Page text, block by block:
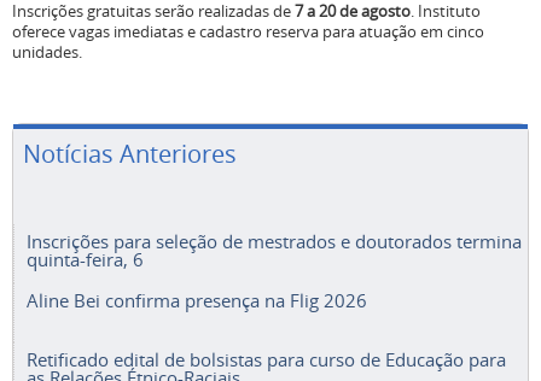
Inscrições gratuitas serão realizadas de7 a 20 de agosto. Instituto
oferece vagas imediatas e cadastro reserva para atuação em cinco
unidades.
Notícias Anteriores
Inscrições para seleção de mestrados e doutorados termina
quinta-feira, 6
Aline Bei confirma presença na Flig 2026
Retificado edital de bolsistas para curso de Educação para